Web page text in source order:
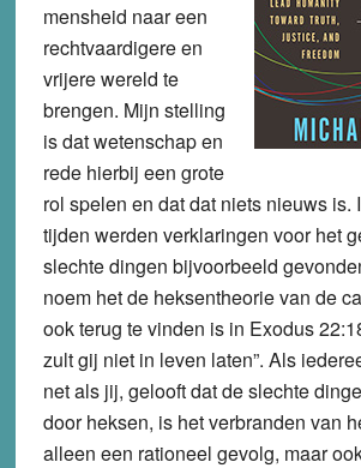
mensheid naar een
rechtvaardigere en
vrijere wereld te
brengen. Mijn stelling
is dat wetenschap en
rede hierbij een grote
rol spelen en dat dat niets nieuws is.
tijden werden verklaringen voor het
slechte dingen bijvoorbeeld
noem het de heksentheorie van de
ook terug te vinden is in Exodus
zult gij niet in leven laten”. Als
net als jij, gelooft dat de slechte
door heksen, is het verbranden van
alleen een rationeel gevolg, maar